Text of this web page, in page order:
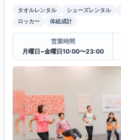
タオルレンタル シューズレンタル
ロッカー
体組成計
営業時間
月曜日~金曜日10:00〜23:00